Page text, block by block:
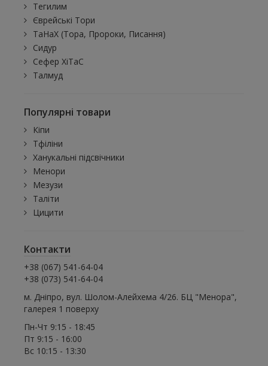
Тегилим
Єврейські Тори
ТаНаХ (Тора, Пророки, Писання)
Сидур
Сефер ХіТаС
Талмуд
Популярні товари
Кіпи
Тфіліни
Ханукальні підсвічники
Менори
Мезузи
Таліти
Цицити
Контакти
+38 (067) 541-64-04
+38 (073) 541-64-04
м. Дніпро, вул. Шолом-Алейхема 4/26. БЦ "Менора",
галерея 1 поверху
Пн-Чт 9:15 - 18:45
Пт 9:15 - 16:00
Вс 10:15 - 13:30